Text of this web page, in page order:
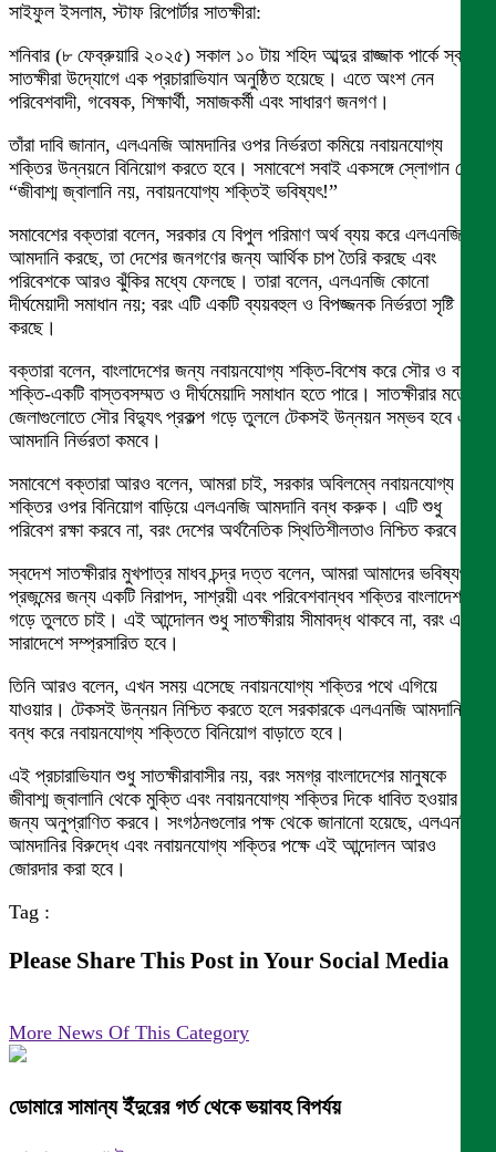
সাইফুল ইসলাম, স্টাফ রিপোর্টার সাতক্ষীরা:
শনিবার (৮ ফেব্রুয়ারি ২০২৫) সকাল ১০ টায় শহিদ আব্দুর রাজ্জাক পার্কে স্বদেশ
সাতক্ষীরা উদ্যোগে এক প্রচারাভিযান অনুষ্ঠিত হয়েছে। এতে অংশ নেন
পরিবেশবাদী, গবেষক, শিক্ষার্থী, সমাজকর্মী এবং সাধারণ জনগণ।
তাঁরা দাবি জানান, এলএনজি আমদানির ওপর নির্ভরতা কমিয়ে নবায়নযোগ্য
শক্তির উন্নয়নে বিনিয়োগ করতে হবে। সমাবেশে সবাই একসঙ্গে স্লোগান দেন,
“জীবাশ্ম জ্বালানি নয়, নবায়নযোগ্য শক্তিই ভবিষ্যৎ!”
সমাবেশের বক্তারা বলেন, সরকার যে বিপুল পরিমাণ অর্থ ব্যয় করে এলএনজি
আমদানি করছে, তা দেশের জনগণের জন্য আর্থিক চাপ তৈরি করছে এবং
পরিবেশকে আরও ঝুঁকির মধ্যে ফেলছে। তারা বলেন, এলএনজি কোনো
দীর্ঘমেয়াদী সমাধান নয়; বরং এটি একটি ব্যয়বহুল ও বিপজ্জনক নির্ভরতা সৃষ্টি
করছে।
বক্তারা বলেন, বাংলাদেশের জন্য নবায়নযোগ্য শক্তি-বিশেষ করে সৌর ও বায়ু
শক্তি-একটি বাস্তবসম্মত ও দীর্ঘমেয়াদি সমাধান হতে পারে। সাতক্ষীরার মতো
জেলাগুলোতে সৌর বিদ্যুৎ প্রকল্প গড়ে তুললে টেকসই উন্নয়ন সম্ভব হবে এবং
আমদানি নির্ভরতা কমবে।
সমাবেশে বক্তারা আরও বলেন, আমরা চাই, সরকার অবিলম্বে নবায়নযোগ্য
শক্তির ওপর বিনিয়োগ বাড়িয়ে এলএনজি আমদানি বন্ধ করুক। এটি শুধু
পরিবেশ রক্ষা করবে না, বরং দেশের অর্থনৈতিক স্থিতিশীলতাও নিশ্চিত করবে।
স্বদেশ সাতক্ষীরার মুখপাত্র মাধব চন্দ্র দত্ত বলেন, আমরা আমাদের ভবিষ্যৎ
প্রজন্মের জন্য একটি নিরাপদ, সাশ্রয়ী এবং পরিবেশবান্ধব শক্তির বাংলাদেশ
গড়ে তুলতে চাই। এই আন্দোলন শুধু সাতক্ষীরায় সীমাবদ্ধ থাকবে না, বরং এটি
সারাদেশে সম্প্রসারিত হবে।
তিনি আরও বলেন, এখন সময় এসেছে নবায়নযোগ্য শক্তির পথে এগিয়ে
যাওয়ার। টেকসই উন্নয়ন নিশ্চিত করতে হলে সরকারকে এলএনজি আমদানি
বন্ধ করে নবায়নযোগ্য শক্তিতে বিনিয়োগ বাড়াতে হবে।
এই প্রচারাভিযান শুধু সাতক্ষীরাবাসীর নয়, বরং সমগ্র বাংলাদেশের মানুষকে
জীবাশ্ম জ্বালানি থেকে মুক্তি এবং নবায়নযোগ্য শক্তির দিকে ধাবিত হওয়ার
জন্য অনুপ্রাণিত করবে। সংগঠনগুলোর পক্ষ থেকে জানানো হয়েছে, এলএনজি
আমদানির বিরুদ্ধে এবং নবায়নযোগ্য শক্তির পক্ষে এই আন্দোলন আরও
জোরদার করা হবে।
Tag :
Please Share This Post in Your Social Media
More News Of This Category
ডোমারে সামান্য ইঁদুরের গর্ত থেকে ভয়াবহ বিপর্যয়